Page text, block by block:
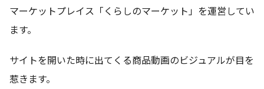
マーケットプレイス「くらしのマーケット」を運営してい
ます。
サイトを開いた時に出てくる商品動画のビジュアルが目を
惹きます。